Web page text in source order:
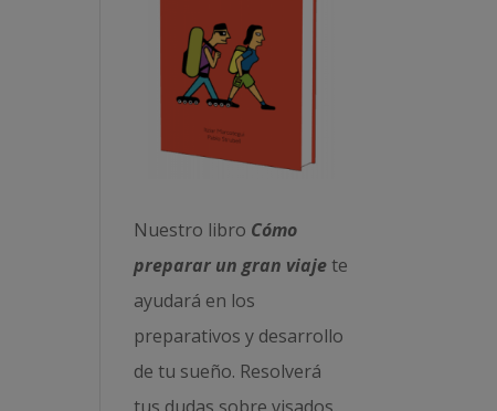
Nuestro libro Cómo
preparar un gran viajete
ayudará en los
preparativos y desarrollo
de tu sueño. Resolverá